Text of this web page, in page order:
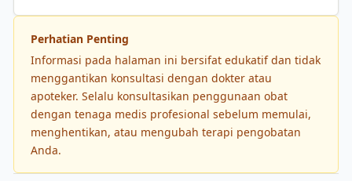
Perhatian Penting
Informasi pada halaman ini bersifat edukatif dan tidak
menggantikan konsultasi dengan dokter atau
apoteker. Selalu konsultasikan penggunaan obat
dengan tenaga medis profesional sebelum memulai,
menghentikan, atau mengubah terapi pengobatan
Anda.